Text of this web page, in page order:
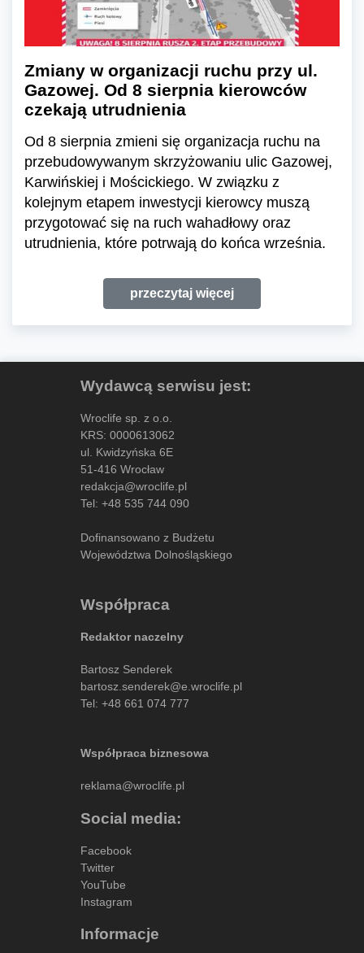
Zmiany w organizacji ruchu przy ul.
Gazowej. Od 8 sierpnia kierowców
czekają utrudnienia
Od 8 sierpnia zmieni się organizacja ruchu na
przebudowywanym skrzyżowaniu ulic Gazowej,
Karwińskiej i Mościckiego. W związku z
kolejnym etapem inwestycji kierowcy muszą
przygotować się na ruch wahadłowy oraz
utrudnienia, które potrwają do końca września.
przeczytaj więcej
Wydawcą serwisu jest:
Wroclife sp. z o.o.
KRS: 0000613062
ul. Kwidzyńska 6E
51-416 Wrocław
redakcja@wroclife.pl
Tel: +48 535 744 090
Dofinansowano z Budżetu
Województwa Dolnośląskiego
Współpraca
Redaktor naczelny
Bartosz Senderek
bartosz.senderek@e.wroclife.pl
Tel: +48 661 074 777
Współpraca biznesowa
reklama@wroclife.pl
Social media:
Facebook
Twitter
YouTube
Instagram
Informacje